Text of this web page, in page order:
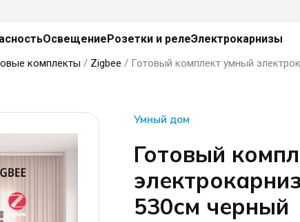
ОсвещениеРозетки и релеЭлектрокарнизы
комплекты / Zigbee / Готовый комплект умный
Умный дом
Готовый
530см черный